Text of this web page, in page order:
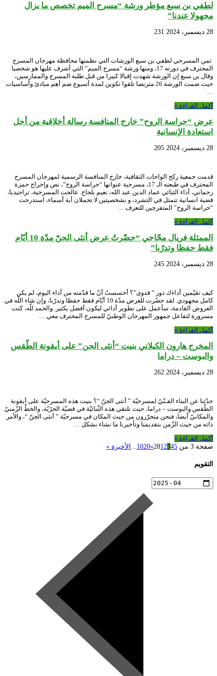
لطفي بن سبع مؤطر ورشة “مسرح الميم تخصص ما يزال
مجهولا عندنا”
28 ديسمبر، 2024 231
ثمن المسرحي لطفي بن سبع الورشات التي نظمتها محافظة مهرجان المسرح
المحترف في دورته 17، ومنها ورشة “مسرح الميم” التي أشرف عليها هو شخصيا.
وقال بن سبع إن الورشة شهدت إقبالا كبيرا من قبل طلبة المسرح والممارسين،
حيث ضمت الورشة 26 متربصا تلقوا تكوين لمدة أسبوع ضم أهم مبادئ وأساسيات
أكمل القراءة »
عرض “حراسة الروح” خارج المنافسة رسالة أخلاقية من أجل
استعادة الإنسانية
28 ديسمبر، 2024 205
قدمت جمعية ركح الواحات الثقافية، خارج المنافسة الرسمية لمهرجان المسرح
المحترف في طبعته الـ 17، مسرحية عنوانها “حراسة الروح”، نص وإخراج حمزة
رحماني، أداء الثنائي عماد الدين عبد الله، نعيم بلحاج. عالجت المسرحية، تراجيديا،
قضية انسانية تتمثل في التشرد، و بشخصيتين لا تحملان أية أسماء، استدرجت
“حراسة الروح” المتفرجين للتعرف …
أكمل القراءة »
الممثلة فريال مجّاجي “حضّرتُ عرض أنثى الجنّ مدّة 10 أيّام
فقط حفظا وتدرّبا”
28 ديسمبر، 2024 245
كيف تقيّمين أداءك دور ” فدوى”؟ أحسستُ أنّ ما قدّمته من أداء اليوم، لم يكن
كامل مجهودي. لقد حضّرت للعرض مدّة 10 أيّام فقط حفظا وتدرّبا، وإن شاء اللّه في
العروض القادمة، سأعمل على تطوير أدائي ليكون أفضل بكثير. والحمد للّه، كنت
مسرورة لتفاعل جمهور المهرجان الوطنيّ للمسرح المحترف معي …
أكمل القراءة »
المخرج هارون الكيلاني بنيت “أنثى الجن” على أيقونة الطّقس
والبوست – دراما
28 ديسمبر، 2024 262
حدّثنا عن البناء الفـنّيّ لمسرحيّة ” أنثى الجنّ “؟ بنيت هذه المسرحيّة على أيقونة
الطّقس والبوست – دراما، حيث تلتقي هذه الثّنائيّة في قضيّة الحرّيّة، والخطّ الزّمنيّ
والمكانيّ أيضا، فنحن متحرّرون من حيث المكان في مسرحيّة ” أنثى الجنّ “، والأمر
ذاته من حيث الزّمن بتقديمنا وتأخيرنا ما نشاء بشكل …
أكمل القراءة »
صفحة 3 من 28
12345
»
1020
... الأخيرة »
التقويم